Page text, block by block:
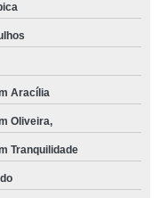
Boa Esperança
Aracília
Oliveira,
Tranquilidade